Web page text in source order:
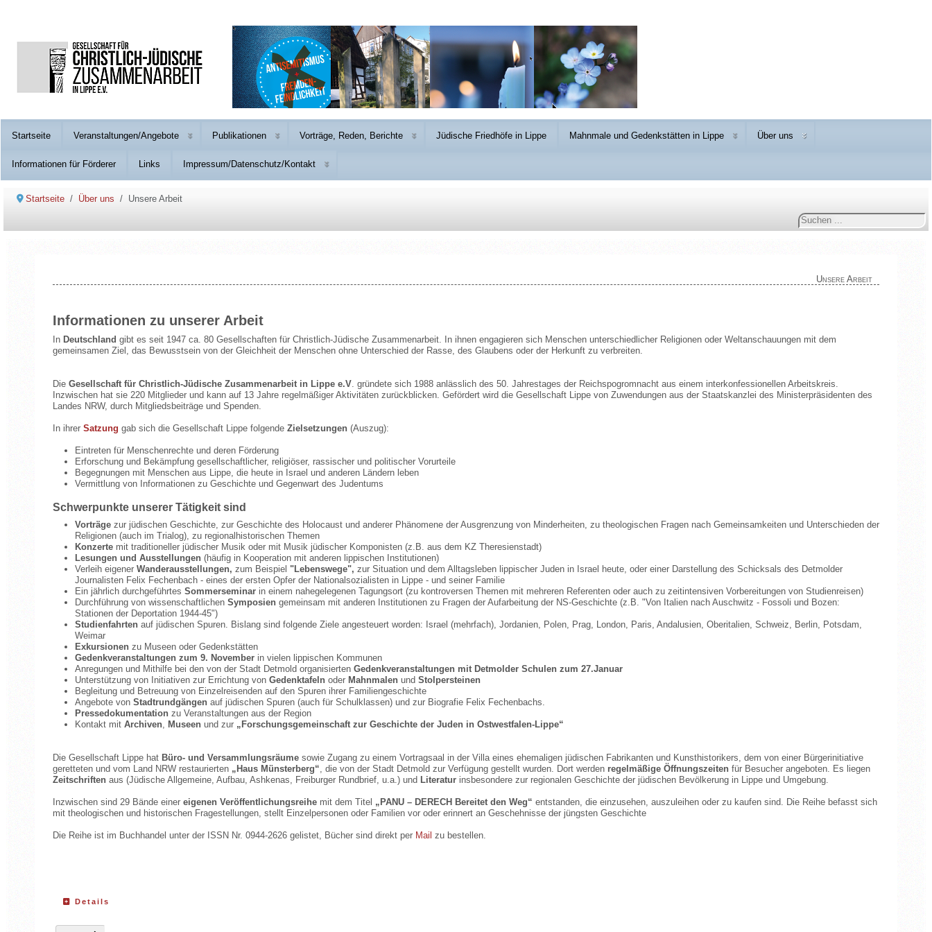
Startseite Veranstaltungen/Angebote Publikationen Vorträge, Reden, Berichte Jüdische Friedhöfe in Lippe Mahnmale und Gedenkstätten in Lippe Über uns
Informationen für Förderer Links Impressum/Datenschutz/Kontakt
Startseite Über uns
Unsere Arbeit
Suchen
...
Unsere Arbeit
Informationen zu unserer Arbeit
In Deutschland gibt es seit 1947 ca. 80 Gesellschaften für Christlich-Jüdische Zusammenarbeit. In ihnen engagieren sich Menschen unterschiedlicher Religionen oder Weltanschauungen mit dem
gemeinsamen Ziel, das Bewusstsein von der Gleichheit der Menschen ohne Unterschied der Rasse, des Glaubens oder der Herkunft zu verbreiten.
Die Gesellschaft für Christlich-Jüdische Zusammenarbeit in Lippe e.V. gründete sich 1988 anlässlich des 50. Jahrestages der Reichspogromnacht aus einem interkonfessionellen Arbeitskreis.
Inzwischen hat sie 220 Mitglieder und kann auf 13 Jahre regelmäßiger Aktivitäten zurückblicken. Gefördert wird die Gesellschaft Lippe von Zuwendungen aus der Staatskanzlei des Ministerpräsidenten des
Landes NRW, durch Mitgliedsbeiträge und Spenden.
In ihrer Satzung gab sich die Gesellschaft Lippe folgende Zielsetzungen(Auszug):
Eintreten für Menschenrechte und deren Förderung
Erforschung und Bekämpfung gesellschaftlicher, religiöser, rassischer und politischer Vorurteile
Begegnungen mit Menschen aus Lippe, die heute in Israel und anderen Ländern leben
Vermittlung von Informationen zu Geschichte und Gegenwart des Judentums
Schwerpunkte unserer Tätigkeit sind
Vorträgezur jüdischen Geschichte, zur Geschichte des Holocaust und anderer Phänomene der Ausgrenzung von Minderheiten, zu theologischen Fragen nach Gemeinsamkeiten und Unterschieden der
Religionen (auch im Trialog), zu regionalhistorischen Themen
Konzertemit traditioneller jüdischer Musik oder mit Musik jüdischer Komponisten (z.B. aus dem KZ Theresienstadt)
Lesungen und Ausstellungen(häufig in Kooperation mit anderen lippischen Institutionen)
Verleih eigener Wanderausstellungen, zum Beispiel "Lebenswege", zur Situation und dem Alltagsleben lippischer Juden in Israel heute, oder einer Darstellung des Schicksals des Detmolder
Journalisten Felix Fechenbach - eines der ersten Opfer der Nationalsozialisten in Lippe - und seiner Familie
Ein jährlich durchgeführtes Sommerseminarin einem nahegelegenen Tagungsort (zu kontroversen Themen mit mehreren Referenten oder auch zu zeitintensiven Vorbereitungen von Studienreisen)
Durchführung von wissenschaftlichen Symposiengemeinsam mit anderen Institutionen zu Fragen der Aufarbeitung der NS-Geschichte (z.B. "Von Italien nach Auschwitz - Fossoli und Bozen:
Stationen der Deportation 1944-45")
Studienfahrtenauf jüdischen Spuren. Bislang sind folgende Ziele angesteuert worden: Israel (mehrfach), Jordanien, Polen, Prag, London, Paris, Andalusien, Oberitalien, Schweiz, Berlin, Potsdam,
Weimar
Exkursionenzu Museen oder Gedenkstätten
Gedenkveranstaltungen zum 9. Novemberin vielen lippischen Kommunen
Anregungen und Mithilfe bei den von der Stadt Detmold organisierten Gedenkveranstaltungen mit Detmolder Schulen zum 27.Januar
Unterstützung von Initiativen zur Errichtung von Gedenktafelnoder Mahnmalen und Stolpersteinen
Begleitung und Betreuung von Einzelreisenden auf den Spuren ihrer Familiengeschichte
Angebote von Stadtrundgängenauf jüdischen Spuren (auch für Schulklassen) und zur Biografie Felix Fechenbachs.
Pressedokumentationzu Veranstaltungen aus der Region
Kontakt mit Archiven, Museenund zur „Forschungsgemeinschaft zur Geschichte der Juden in Ostwestfalen-Lippe“
Die Gesellschaft Lippe hat Büro- und Versammlungsräumesowie Zugang zu einem Vortragsaal in der Villa eines ehemaligen jüdischen Fabrikanten und Kunsthistorikers, dem von einer Bürgerinitiative
geretteten und vom Land NRW restaurierten „Haus Münsterberg“ , die von der Stadt Detmold zur Verfügung gestellt wurden. Dort werden regelmäßige Öffnungszeitenfür Besucher angeboten. Es liegen
Zeitschriftenaus (Jüdische Allgemeine, Aufbau, Ashkenas, Freiburger Rundbrief, u.a.) und Literaturinsbesondere zur regionalen Geschichte der jüdischen Bevölkerung in Lippe und Umgebung.
Inzwischen sind 29 Bände einer eigenen Veröffentlichungsreihemit dem Titel „PANU – DERECH Bereitet den Weg“ entstanden, die einzusehen, auszuleihen oder zu kaufen sind. Die Reihe befasst sich
mit theologischen und historischen Fragestellungen, stellt Einzelpersonen oder Familien vor oder erinnert an Geschehnisse der jüngsten Geschichte
Die Reihe ist im Buchhandel unter der ISSN Nr. 0944-2626 gelistet, Bücher sind direkt per Mail zu bestellen.
Details